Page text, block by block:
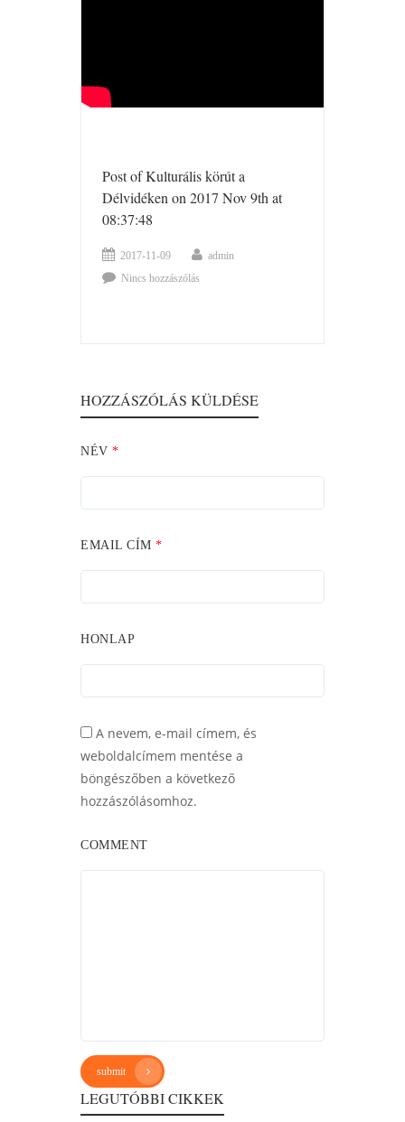
Post of Kulturális körút a
Délvidéken on 2017 Nov 9th at
08:37:48
2017-11-09
admin
Nincs hozzászólás
HOZZÁSZÓLÁS KÜLDÉSE
NÉV *
EMAIL CÍM *
HONLAP
A nevem, e-mail címem, és
weboldalcímem mentése a
böngészőben a következő
hozzászólásomhoz.
COMMENT
submit
LEGUTÓBBI CIKKEK